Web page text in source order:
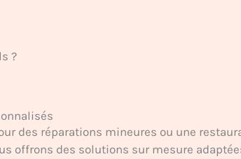
?
des réparations mineures ou une
offrons des solutions sur mesure